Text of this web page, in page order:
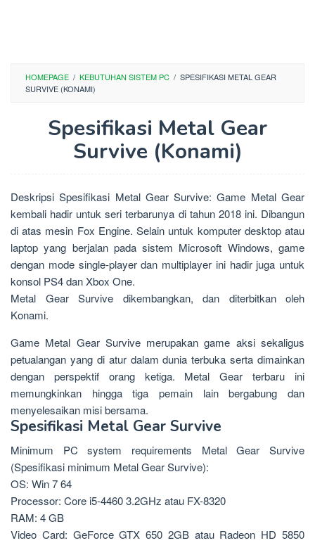
HOMEPAGE / KEBUTUHAN SISTEM PC / SPESIFIKASI METAL GEAR
SURVIVE (KONAMI)
Spesifikasi Metal Gear
Survive (Konami)
Deskripsi Spesifikasi Metal Gear Survive: Game Metal Gear
kembali hadir untuk seri terbarunya di tahun 2018 ini. Dibangun
di atas mesin Fox Engine. Selain untuk komputer desktop atau
laptop yang berjalan pada sistem Microsoft Windows, game
dengan mode single-player dan multiplayer ini hadir juga untuk
konsol PS4 dan Xbox One.
Metal Gear Survive dikembangkan, dan diterbitkan oleh
Konami.
Game Metal Gear Survive merupakan game aksi sekaligus
petualangan yang di atur dalam dunia terbuka serta dimainkan
dengan perspektif orang ketiga. Metal Gear terbaru ini
memungkinkan hingga tiga pemain lain bergabung dan
menyelesaikan misi bersama.
Spesifikasi Metal Gear Survive
Minimum PC system requirements Metal Gear Survive
(Spesifikasi minimum Metal Gear Survive):
OS: Win 7 64
Processor: Core i5-4460 3.2GHz atau FX-8320
RAM: 4 GB
Video Card: GeForce GTX 650 2GB atau Radeon HD 5850